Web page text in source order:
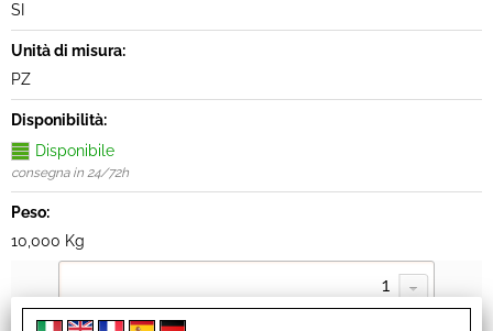
SI
Unità di misura:
PZ
Disponibilità:
Disponibile
consegna in 24/72h
Peso:
10,000 Kg